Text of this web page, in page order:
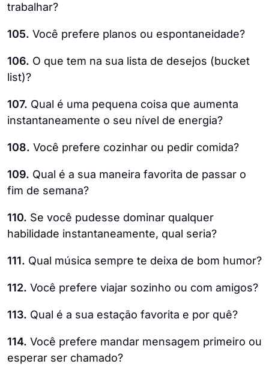
trabalhar?
105. Você prefere planos ou espontaneidade?
106. O que tem na sua lista de desejos (bucket
list)?
107. Qual é uma pequena coisa que aumenta
instantaneamente o seu nível de energia?
108. Você prefere cozinhar ou pedir comida?
109. Qual é a sua maneira favorita de passar o
fim de semana?
110. Se você pudesse dominar qualquer
habilidade instantaneamente, qual seria?
111. Qual música sempre te deixa de bom humor?
112. Você prefere viajar sozinho ou com amigos?
113. Qual é a sua estação favorita e por quê?
114. Você prefere mandar mensagem primeiro ou
esperar ser chamado?